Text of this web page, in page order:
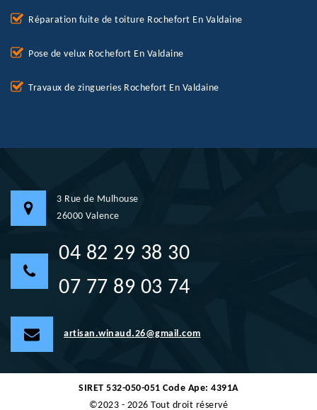
Réparation fuite de toiture Rochefort En Valdaine
Pose de velux Rochefort En Valdaine
Travaux de zingueries Rochefort En Valdaine
3 Rue de Mulhouse
26000 Valence
04 82 29 38 30
07 77 89 03 74
artisan.winaud.26@gmail.com
SIRET 532-050-051 Code Ape: 4391A
©2023 - 2026 Tout droit réservé